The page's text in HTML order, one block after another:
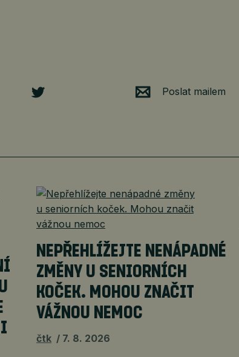
Poslat mailem
NEPŘEHLÍŽEJTE NENÁPADNÉ
ZMĚNY U SENIORNÍCH
KOČEK. MOHOU ZNAČIT
VÁŽNOU NEMOC
čtk 7. 8. 2026